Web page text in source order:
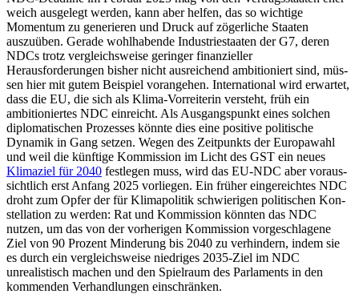
weich ausgelegt werden, kann aber helfen, das so wichtige
Momentum zu generieren und Druck auf zögerliche Staaten
auszuüben. Gerade wohlhabende Industriestaaten der G7, deren
NDCs trotz vergleichsweise gerin­ger finanzieller
Herausforderungen bisher nicht ausreichend ambitioniert sind, müs­
sen hier mit gutem Beispiel vorangehen. International wird erwartet,
dass die EU, die sich als Klima-Vorreiterin versteht, früh ein
ambitioniertes NDC einreicht. Als Aus­gangspunkt eines solchen
diplomatischen Prozesses könnte dies eine positive politi­sche
Dynamik in Gang setzen. Wegen des Zeitpunkts der Europawahl
und weil die künftige Kommission im Licht des GST ein neues
Klimaziel für 2040 festlegen muss, wird das EU-NDC aber vor­aus­
sichtlich erst Anfang 2025 vorliegen. Ein früher ein­gereichtes NDC
droht zum Opfer der für Klimapolitik schwierigen politischen Kon­
stellation zu werden: Rat und Kommission könnten das NDC
nutzen, um das von der vorherigen Kommission vorgeschlagene
Ziel von 90 Prozent Minderung bis 2040 zu verhindern, indem sie
es durch ein ver­gleichsweise niedriges 2035-Ziel im NDC
unrealistisch machen und den Spielraum des Par­la­ments in den
kommenden Ver­handlungen einschränken.